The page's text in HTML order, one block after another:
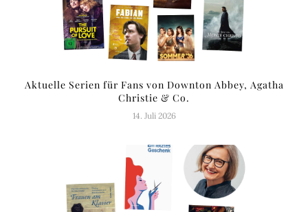
Aktuelle Serien für Fans von Downton Abbey, Agatha
Christie & Co.
14. Juli 2026